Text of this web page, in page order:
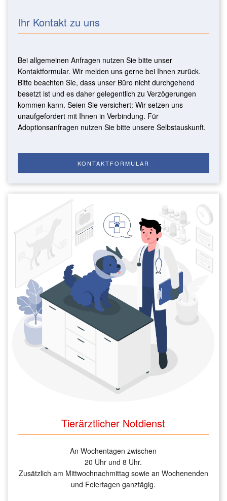
Ihr Kontakt zu uns
Bei allgemeinen Anfragen nutzen Sie bitte unser
Kontaktformular. Wir melden uns gerne bei Ihnen zurück.
Bitte beachten Sie, dass unser Büro nicht durchgehend
besetzt ist und es daher gelegentlich zu Verzögerungen
kommen kann. Seien Sie versichert: Wir setzen uns
unaufgefordert mit Ihnen in Verbindung. Für
Adoptionsanfragen nutzen Sie bitte unsere Selbstauskunft.
KONTAKTFORMULAR
Tierärztlicher Notdienst
An Wochentagen zwischen
20 Uhr und 8 Uhr.
Zusätzlich am Mittwochnachmittag sowie an Wochenenden
und Feiertagen ganztägig.